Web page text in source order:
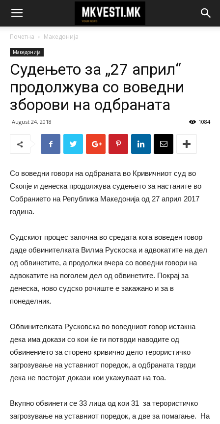
Почетна Македонија
Македонија
Судењето за „27 април“
продолжува со воведни
зборови на одбраната
August 24, 2018 1084
Со воведни говори на одбраната во Кривичниот суд во
Скопје и денеска продолжува судењето за настаните во
Собранието на Република Македонија од 27 април 2017
година.
Судскиот процес започна во средата кога воведен говор
даде обвинителката Вилма Рускоска и адвокатите на дел
од обвинетите, а продолжи вчера со воведни говори на
адвокатите на поголем дел од обвинетите. Покрај за
денеска, ново судско рочиште е закажано и за в
понеделник.
Обвинителката Русковска во воведниот говор истакна
дека има докази со кои ќе ги потврди наводите од
обвинението за сторено кривично дело терористичко
загрозување на уставниот поредок, а одбраната тврди
дека не постојат докази кои укажуваат на тоа.
Вкупно обвинети се 33 лица од кои 31 за терористичко
загрозување на уставниот поредок, а две за помагање. На